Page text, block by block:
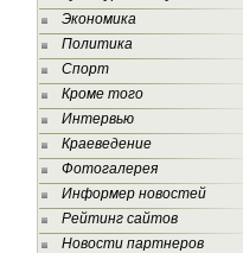
Экономика
Политика
Спорт
Кроме того
Интервью
Краеведение
Фотогалерея
Информер новостей
Рейтинг сайтов
Новости партнеров